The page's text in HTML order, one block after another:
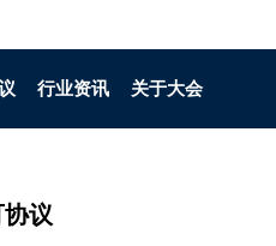
行业资讯 关于大会
议